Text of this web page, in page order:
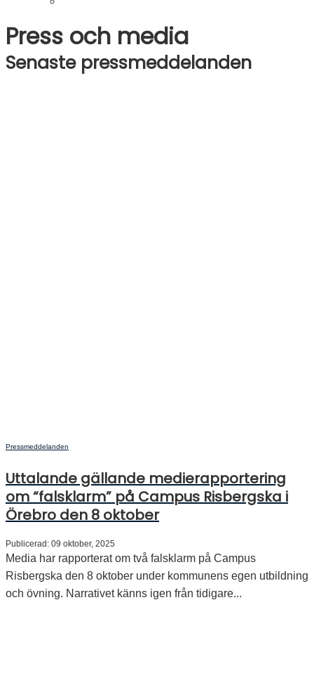
Press och media
Senaste pressmeddelanden
Pressmeddelanden
Uttalande gällande medierapportering
om “falsklarm” på Campus Risbergska i
Örebro den 8 oktober
Publicerad: 09 oktober, 2025
Media har rapporterat om två falsklarm på Campus
Risbergska den 8 oktober under kommunens egen utbildning
och övning. Narrativet känns igen från tidigare...